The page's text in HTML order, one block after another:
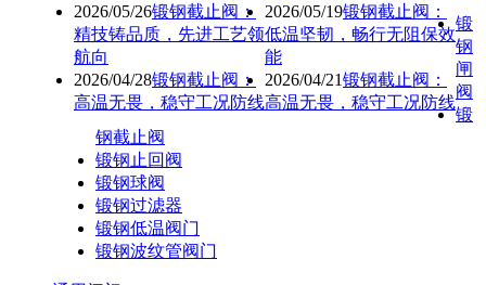
2026/05/26锻钢截止阀：
精技铸品质，先进工艺领
航向
2026/05/19锻钢截止阀：
低温坚韧，畅行无阻保效
能
2026/04/28锻钢截止阀：
高温无畏，稳守工况防线
2026/04/21锻钢截止阀：
高温无畏，稳守工况防线
锻
钢
闸
阀
锻
钢截止阀
锻钢止回阀
锻钢球阀
锻钢过滤器
锻钢低温阀门
锻钢波纹管阀门